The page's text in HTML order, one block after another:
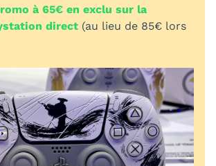
à 65€ en exclu sur la
direct (au lieu de 85€ lors